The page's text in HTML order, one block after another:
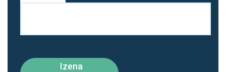
Izena